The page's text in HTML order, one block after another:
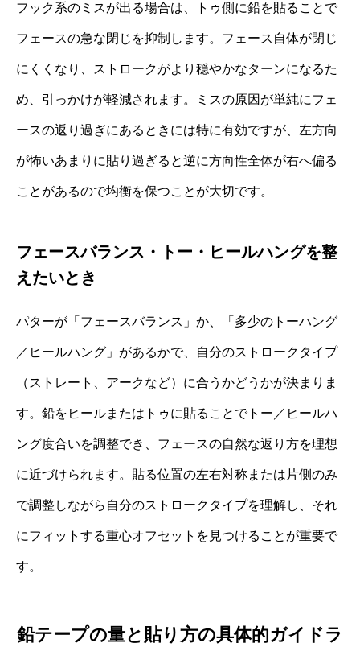
フック系のミスが出る場合は、トゥ側に鉛を貼ることで
フェースの急な閉じを抑制します。フェース自体が閉じ
にくくなり、ストロークがより穏やかなターンになるた
め、引っかけが軽減されます。ミスの原因が単純にフェ
ースの返り過ぎにあるときには特に有効ですが、左方向
が怖いあまりに貼り過ぎると逆に方向性全体が右へ偏る
ことがあるので均衡を保つことが大切です。
フェースバランス・トー・ヒールハングを整
えたいとき
パターが「フェースバランス」か、「多少のトーハング
／ヒールハング」があるかで、自分のストロークタイプ
（ストレート、アークなど）に合うかどうかが決まりま
す。鉛をヒールまたはトゥに貼ることでトー／ヒールハ
ング度合いを調整でき、フェースの自然な返り方を理想
に近づけられます。貼る位置の左右対称または片側のみ
で調整しながら自分のストロークタイプを理解し、それ
にフィットする重心オフセットを見つけることが重要で
す。
鉛テープの量と貼り方の具体的ガイドラ